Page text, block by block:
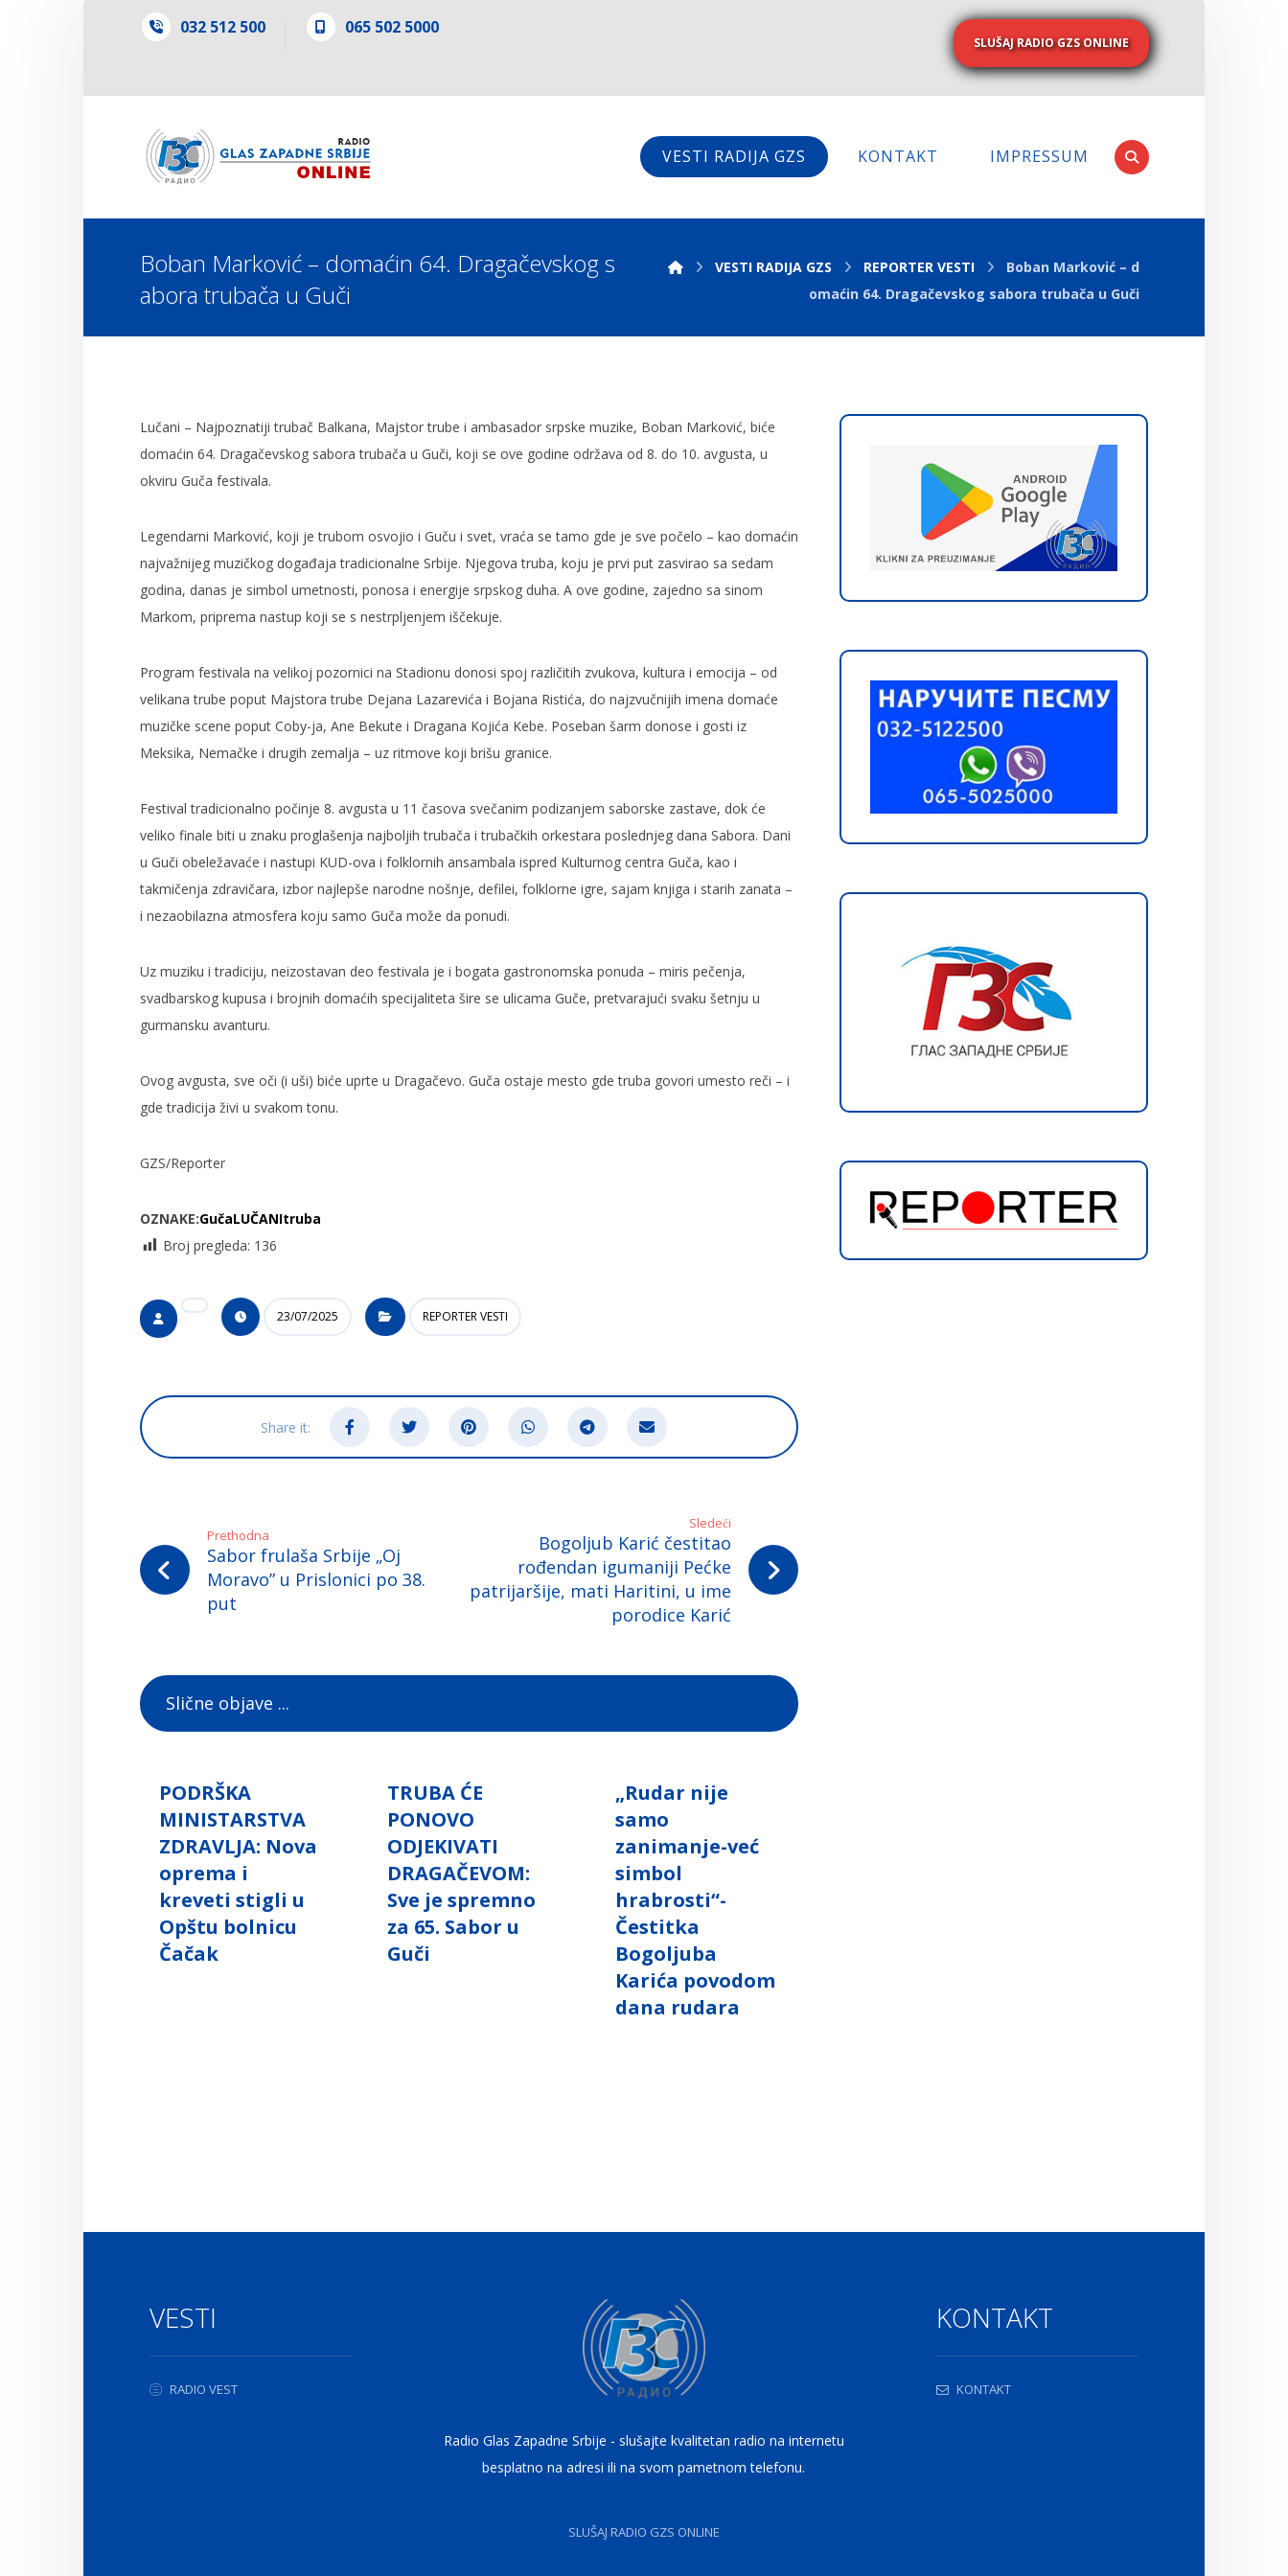
032 512 500 065 502 5000
SLUŠAJ RADIO GZS ONLINE
VESTI RADIJA GZS KONTAKT IMPRESSUM
Boban Marković – domaćin 64. Dragačevskog s
abora trubača u Guči
VESTI RADIJA GZS REPORTER VESTI
Boban Marković – d
omaćin 64. Dragačevskog sabora trubača u Guči
Lučani – Najpoznatiji trubač Balkana, Majstor trube i ambasador srpske muzike, Boban Marković, biće
domaćin 64. Dragačevskog sabora trubača u Guči, koji se ove godine održava od 8. do 10. avgusta, u
okviru Guča festivala.
Legendarni Marković, koji je trubom osvojio i Guču i svet, vraća se tamo gde je sve počelo – kao domaćin
najvažnijeg muzičkog događaja tradicionalne Srbije. Njegova truba, koju je prvi put zasvirao sa sedam
godina, danas je simbol umetnosti, ponosa i energije srpskog duha. A ove godine, zajedno sa sinom
Markom, priprema nastup koji se s nestrpljenjem iščekuje.
Program festivala na velikoj pozornici na Stadionu donosi spoj različitih zvukova, kultura i emocija – od
velikana trube poput Majstora trube Dejana Lazarevića i Bojana Ristića, do najzvučnijih imena domaće
muzičke scene poput Coby-ja, Ane Bekute i Dragana Kojića Kebe. Poseban šarm donose i gosti iz
Meksika, Nemačke i drugih zemalja – uz ritmove koji brišu granice.
Festival tradicionalno počinje 8. avgusta u 11 časova svečanim podizanjem saborske zastave, dok će
veliko finale biti u znaku proglašenja najboljih trubača i trubačkih orkestara poslednjeg dana Sabora. Dani
u Guči obeležavaće i nastupi KUD-ova i folklornih ansambala ispred Kulturnog centra Guča, kao i
takmičenja zdravičara, izbor najlepše narodne nošnje, defilei, folklorne igre, sajam knjiga i starih zanata –
i nezaobilazna atmosfera koju samo Guča može da ponudi.
Uz muziku i tradiciju, neizostavan deo festivala je i bogata gastronomska ponuda – miris pečenja,
svadbarskog kupusa i brojnih domaćih specijaliteta šire se ulicama Guče, pretvarajući svaku šetnju u
gurmansku avanturu.
Ovog avgusta, sve oči (i uši) biće uprte u Dragačevo. Guča ostaje mesto gde truba govori umesto reči – i
gde tradicija živi u svakom tonu.
GZS/Reporter
OZNAKE:GučaLUČANItruba
Broj pregleda: 136
23/07/2025 REPORTER VESTI
Prethodna
Sabor frulaša Srbije „Oj
Moravo” u Prislonici po 38.
put
Sledeći
Bogoljub Karić čestitao
rođendan igumaniji Pećke
patrijaršije, mati Haritini, u ime
porodice Karić
Slične objave ...
PODRŠKA
MINISTARSTVA
ZDRAVLJA: Nova
oprema i
kreveti stigli u
Opštu bolnicu
Čačak
TRUBA ĆE
PONOVO
ODJEKIVATI
DRAGAČEVOM:
Sve je spremno
za 65. Sabor u
Guči
„Rudar nije
samo
zanimanje-već
simbol
hrabrosti“-
Čestitka
Bogoljuba
Karića povodom
dana rudara
VESTI
RADIO VEST
Radio Glas Zapadne Srbije - slušajte kvalitetan radio na internetu
besplatno na adresi ili na svom pametnom telefonu.
SLUŠAJ RADIO GZS ONLINE
KONTAKT
KONTAKT